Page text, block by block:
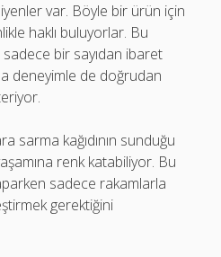
var. Böyle bir ürün için
haklı buluyorlar. Bu
sadece bir sayıdan ibaret
deneyimle de doğrudan
sarma kağıdının sunduğu
renk katabiliyor. Bu
sadece rakamlarla
gerektiğini